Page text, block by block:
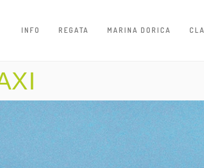
INFO REGATA MARINA DORICA